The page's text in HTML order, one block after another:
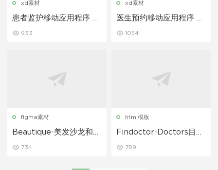
xd素材
患者监护移动应用程序 UI
933
xd素材
医生预约移动应用程序 UI
1054
figma素材
Beautique-美发沙龙和水
734
html模板
Findoctor-Doctors目录
789